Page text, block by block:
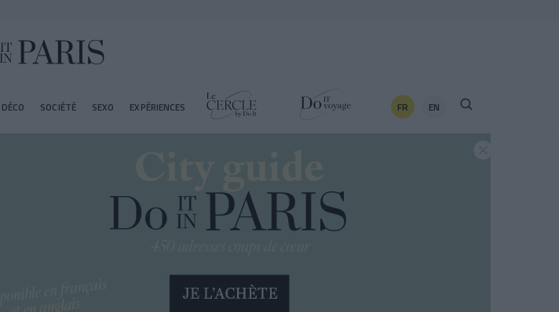
SOCIÉTÉ SEXO EXPÉRIENCES FR EN